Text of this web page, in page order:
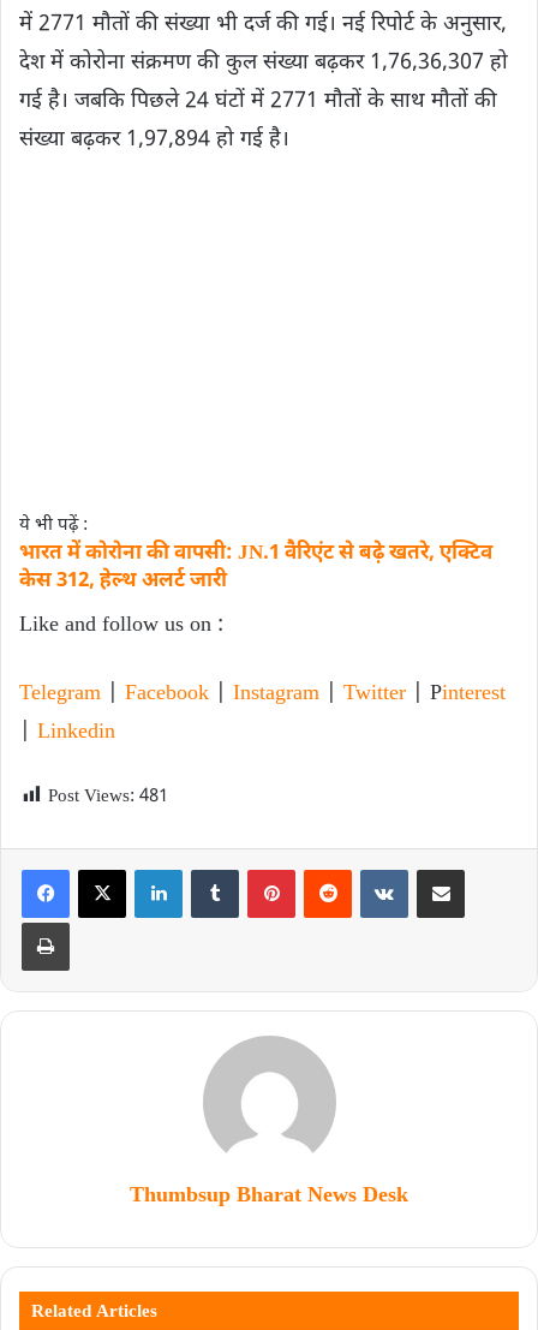
में 2771 मौतों की संख्या भी दर्ज की गई। नई रिपोर्ट के अनुसार,
देश में कोरोना संक्रमण की कुल संख्या बढ़कर 1,76,36,307 हो
गई है। जबकि पिछले 24 घंटों में 2771 मौतों के साथ मौतों की
संख्या बढ़कर 1,97,894 हो गई है।
ये भी पढ़ें :
भारत में कोरोना की वापसी: JN.1 वैरिएंट से बढ़े खतरे, एक्टिव
केस 312, हेल्थ अलर्ट जारी
Like and follow us on :
Telegram Facebook Instagram Twitter | Pinterest
Linkedin
Post Views: 481
Thumbsup Bharat News Desk
Related Articles